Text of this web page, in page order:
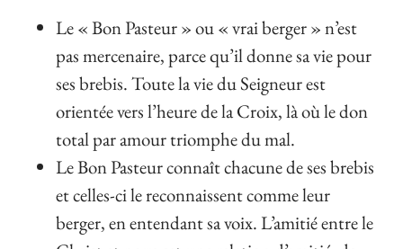
Le « Bon Pasteur » ou « vrai berger » n’est
pas mercenaire, parce qu’il donne sa vie pour
ses brebis. Toute la vie du Seigneur est
orientée vers l’heure de la Croix, là où le don
total par amour triomphe du mal.
Le Bon Pasteur connaît chacune de ses brebis
et celles-ci le reconnaissent comme leur
berger, en entendant sa voix. L’amitié entre le